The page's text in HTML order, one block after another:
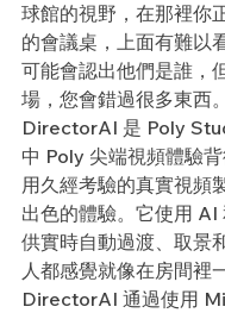
球館的視野，在那裡你
的會議桌，上面有難以
可能會認出他們是誰，
場，您會錯過很多東西
DirectorAI 是 Poly
中 Poly 尖端視頻體驗
用久經考驗的真實視頻
出色的體驗。它使用 AI
供實時自動過渡、取景
人都感覺就像在房間裡
DirectorAI 通過使用